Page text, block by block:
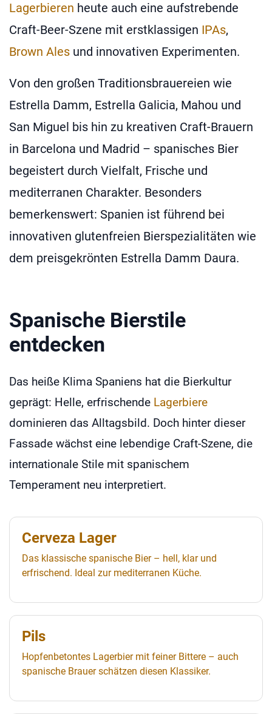
Lagerbieren heute auch eine aufstrebende
Craft-Beer-Szene mit erstklassigen IPAs,
Brown Ales und innovativen Experimenten.
Von den großen Traditionsbrauereien wie
Estrella Damm, Estrella Galicia, Mahou und
San Miguel bis hin zu kreativen Craft-Brauern
in Barcelona und Madrid – spanisches Bier
begeistert durch Vielfalt, Frische und
mediterranen Charakter. Besonders
bemerkenswert: Spanien ist führend bei
innovativen glutenfreien Bierspezialitäten wie
dem preisgekrönten Estrella Damm Daura.
Spanische Bierstile
entdecken
Das heiße Klima Spaniens hat die Bierkultur
geprägt: Helle, erfrischende Lagerbiere
dominieren das Alltagsbild. Doch hinter dieser
Fassade wächst eine lebendige Craft-Szene, die
internationale Stile mit spanischem
Temperament neu interpretiert.
Cerveza Lager
Das klassische spanische Bier – hell, klar und
erfrischend. Ideal zur mediterranen Küche.
Pils
Hopfenbetontes Lagerbier mit feiner Bittere – auch
spanische Brauer schätzen diesen Klassiker.